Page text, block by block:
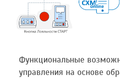
Функциональные
управления на основе